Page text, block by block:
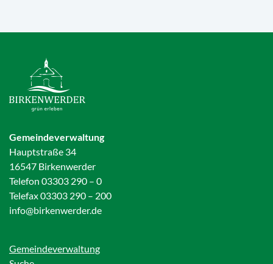
Gemeindeverwaltung
Hauptstraße 34
16547 Birkenwerder
Telefon 03303 290 – 0
Telefax 03303 290 – 200
info@birkenwerder.de
Gemeindeverwaltung